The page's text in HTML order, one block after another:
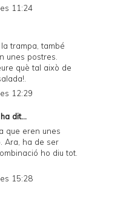
11:24
trampa, també
unes postres.
què tal això de
12:29
ha dit...
que eren unes
Ara, ha de ser
ho diu tot.
15:28